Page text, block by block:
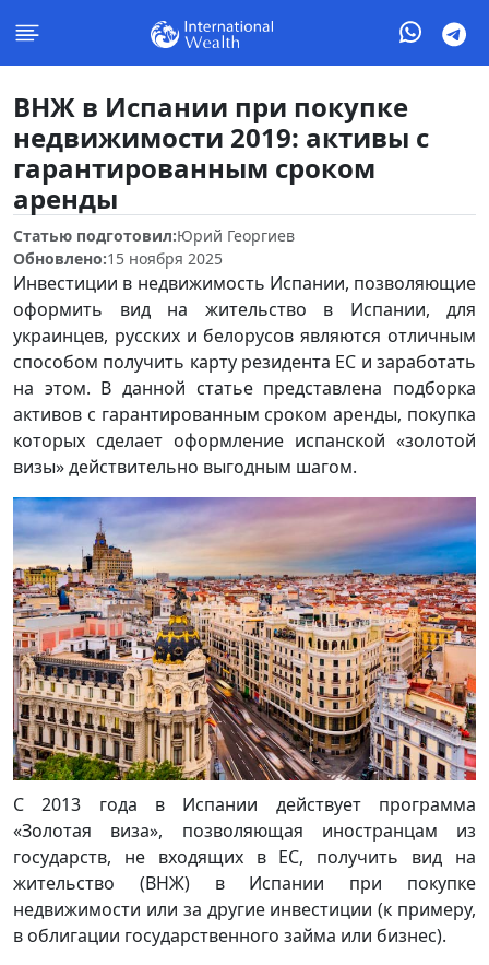
ВНЖ в Испании при покупке
недвижимости 2019: активы с
гарантированным сроком
аренды
Статью подготовил:Юрий Георгиев
Обновлено:15 ноября 2025
Инвестиции в недвижимость Испании, позволяющие
оформить вид на жительство в Испании, для
украинцев, русских и белорусов являются отличным
способом получить карту резидента ЕС и заработать
на этом. В данной статье представлена подборка
активов с гарантированным сроком аренды, покупка
которых сделает оформление испанской «золотой
визы» действительно выгодным шагом.
С 2013 года в Испании действует программа
«Золотая виза», позволяющая иностранцам из
государств, не входящих в ЕС, получить вид на
жительство (ВНЖ) в Испании при покупке
недвижимости или за другие инвестиции (к примеру,
в облигации государственного займа или бизнес).